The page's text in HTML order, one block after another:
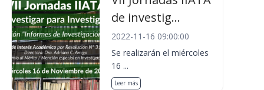
de investig...
2022-11-16 09:00:00
Se realizarán el miércoles
16 ...
Leer más